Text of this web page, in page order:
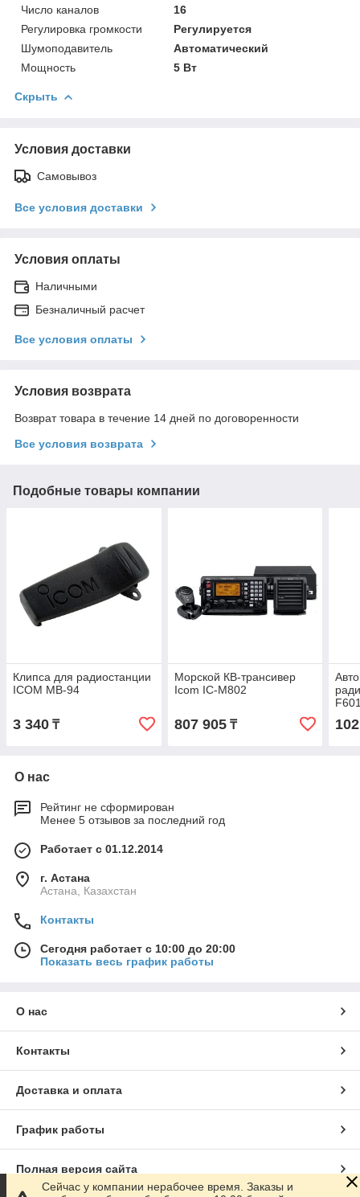
Число каналов
16
Регулировка громкости
Регулируется
Шумоподавитель
Автоматический
Мощность
5 Вт
Скрыть
Условия доставки
Самовывоз
Все условия доставки
Условия оплаты
Наличными
Безналичный расчет
Все условия оплаты
Условия возврата
Возврат товара в течение 14 дней по договоренности
Все условия возврата
Подобные товары компании
Клипса для радиостанции
ICOM MB-94
3 340 ₸
Морской КВ-трансивер
Icom IC-M802
807 905₸
О нас
Рейтинг не сформирован
Менее 5 отзывов за последний год
Работает с 01.12.2014
г. Астана
Астана, Казахстан
Контакты
Сегодня работает с 10:00 до 20:00
Показать весь график работы
О нас
Контакты
Доставка и оплата
График работы
Полная версия сайта
Сейчас у компании нерабочее время. Заказы и